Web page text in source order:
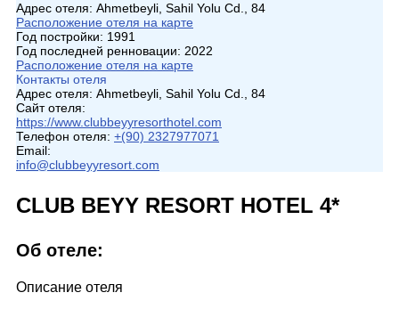
Адрес отеля: Ahmetbeyli, Sahil Yolu Cd., 84
Расположение отеля на карте
Год постройки: 1991
Год последней ренновации: 2022
Расположение отеля на карте
Контакты отеля
Адрес отеля: Ahmetbeyli, Sahil Yolu Cd., 84
Сайт отеля:
https://www.clubbeyyresorthotel.com
Телефон отеля: +(90) 2327977071
Email:
info@clubbeyyresort.com
CLUB BEYY RESORT HOTEL 4*
Об отеле:
Описание отеля